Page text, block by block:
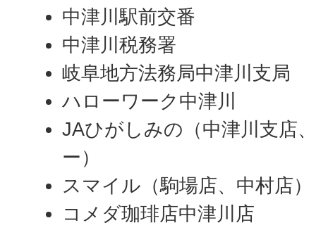
中津川駅前交番
中津川税務署
岐阜地方法務局中津川支局
ハローワーク中津川
JAひがしみの（中津川支店
ー）
スマイル（駒場店、中村店）
コメダ珈琲店中津川店